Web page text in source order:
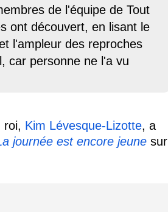
de l'équipe de Tout
ont découvert, en lisant le
l'ampleur des reproches
car personne ne l'a vu
roi, Kim Lévesque-Lizotte, a
journée est encore jeune sur